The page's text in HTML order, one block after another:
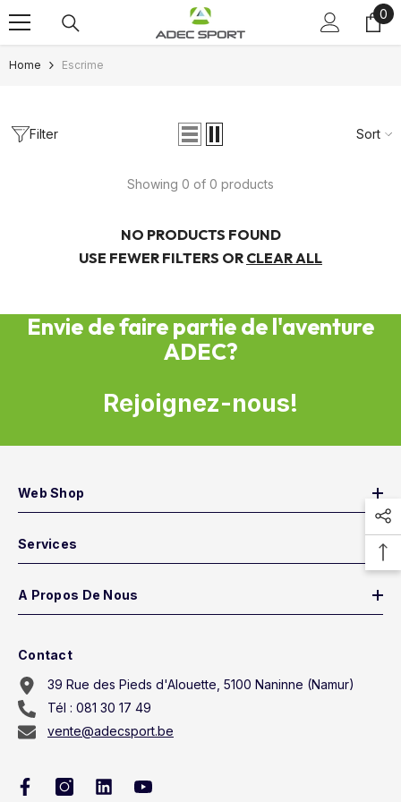
Skip to content 0
0
Home Escrime
Filter Sort
Showing 0 of 0 products
NO PRODUCTS FOUND
USE FEWER FILTERS OR CLEAR ALL
Envie de faire partie de l'aventure
ADEC?
Rejoignez-nous!
Web Shop
Services
A Propos De Nous
Contact
39 Rue des Pieds d'Alouette, 5100 Naninne (Namur)
Tél : 081 30 17 49
vente@adecsport.be